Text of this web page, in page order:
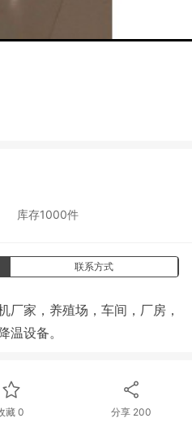
库存1000件
联系方式
厂家，养殖场，车间，厂房，
温设备。
藏 0 分享 200